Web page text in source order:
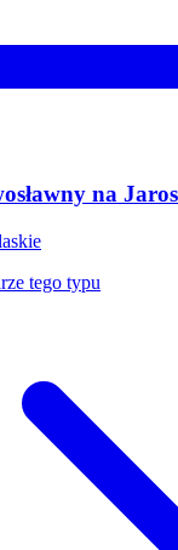
na
tego typu